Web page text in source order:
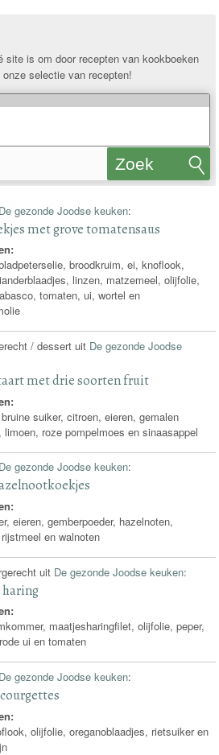
site is om door recepten van kookboeken
selectie van recepten!
Zoek
De gezonde Joodse keuken:
met grove tomatensaus
broodkruim, ei, knoflook,
linzen, matzemeel, olijfolie,
tomaten, ui, wortel en
/ dessert uit De gezonde Joodse
met drie soorten fruit
suiker, citroen, eieren, gemalen
limoen, roze pompelmoes en sinaasappel
De gezonde Joodse keuken:
eieren, gemberpoeder, hazelnoten,
en walnoten
uit De gezonde Joodse keuken:
maatjesharingfilet, olijfolie, peper,
ui en tomaten
De gezonde Joodse keuken:
olijfolie, oreganoblaadjes, rietsuiker en